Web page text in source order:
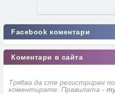
Facebook коментари
Коментари в сайта
Трябва да сте регистриран
коментирате. Правилата -